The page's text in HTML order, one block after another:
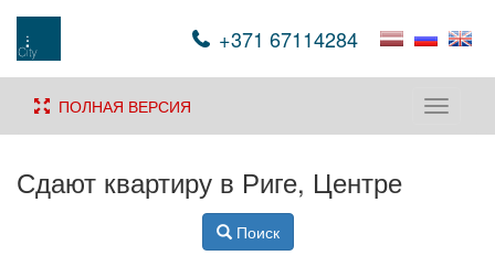
+371 67114284
Toggle
ПОЛНАЯ ВЕРСИЯ
Сдают квартиру в Риге, Центре
Поиск